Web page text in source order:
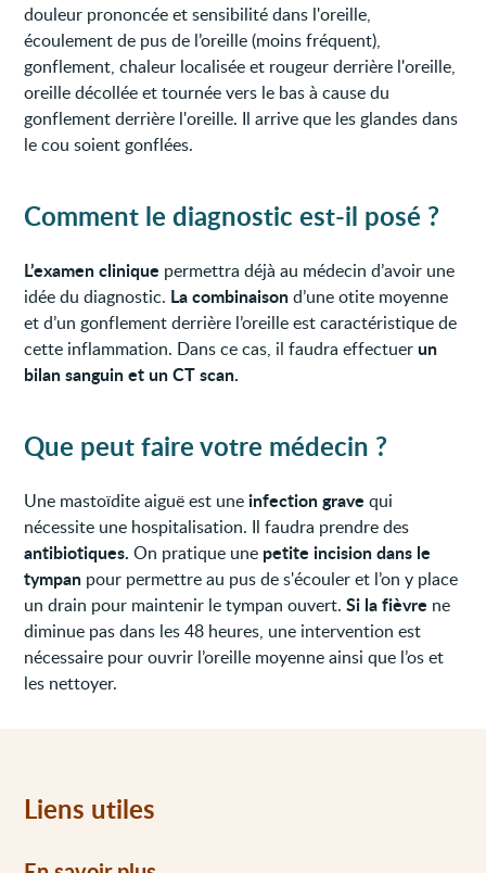
douleur prononcée et sensibilité dans l'oreille,
écoulement de pus de l’oreille (moins fréquent),
gonflement, chaleur localisée et rougeur derrière l'oreille,
oreille décollée et tournée vers le bas à cause du
gonflement derrière l'oreille. Il arrive que les glandes dans
le cou soient gonflées.
Comment le diagnostic est-il posé ?
L’examen clinique permettra déjà au médecin d’avoir une
idée du diagnostic. La combinaisond’une otite moyenne
et d’un gonflement derrière l’oreille est caractéristique de
cette inflammation. Dans ce cas, il faudra effectuer un
bilan sanguin et un CT scan.
Que peut faire votre médecin ?
Une mastoïdite aiguë est uneinfection grave qui
nécessite une hospitalisation. Il faudra prendre des
antibiotiques. On pratique une petite incision dans le
tympan pour permettre au pus de s'écouler et l’on y place
un drain pour maintenir le tympan ouvert.Si la fièvre ne
diminue pas dans les 48 heures, une intervention est
nécessaire pour ouvrir l’oreille moyenne ainsi que l’os et
les nettoyer.
Liens utiles